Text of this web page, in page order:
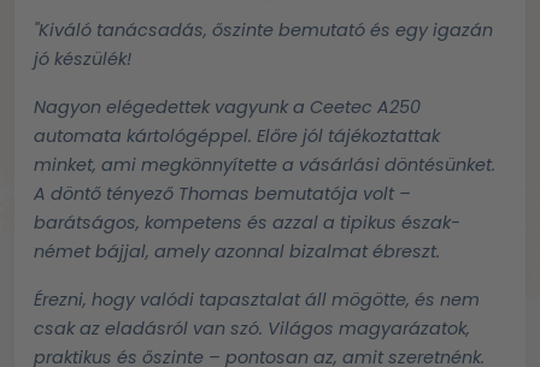
"Kiváló tanácsadás, őszinte bemutató és egy igazán
jó készülék!
Nagyon elégedettek vagyunk a Ceetec A250
automata kártológéppel. Előre jól tájékoztattak
minket, ami megkönnyítette a vásárlási döntésünket.
A döntő tényező Thomas bemutatója volt –
barátságos, kompetens és azzal a tipikus észak-
német bájjal, amely azonnal bizalmat ébreszt.
Érezni, hogy valódi tapasztalat áll mögötte, és nem
csak az eladásról van szó. Világos magyarázatok,
praktikus és őszinte – pontosan az, amit szeretnénk.